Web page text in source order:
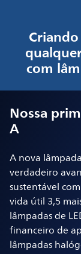
com
Nossa
A
A nova
verdadeiro
sustentável
vida útil 3,5
lâmpadas de
financeiro de
lâmpadas